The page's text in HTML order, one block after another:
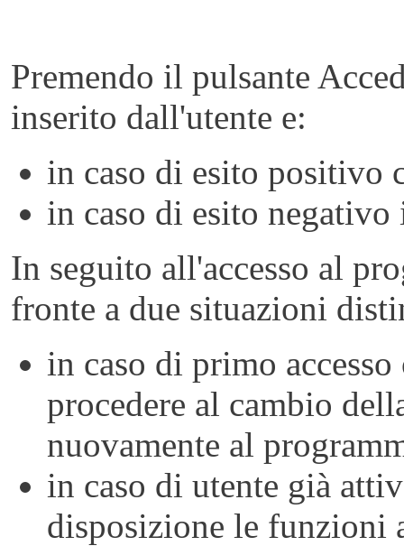
Premendo il pulsante
inserito dall'utente e:
in caso di esito positivo
in caso di esito
In seguito all'accesso al
fronte a due situazioni
in caso di primo
procedere al cambio
nuovamente al
in caso di utente già
disposizione le funzioni